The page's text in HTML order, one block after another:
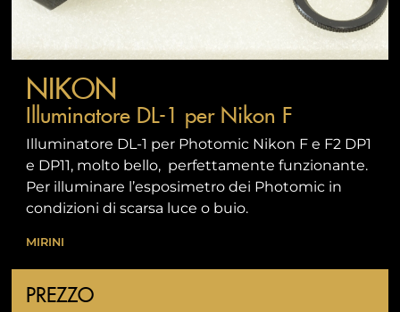
NIKON
Illuminatore DL-1 per Nikon F
Illuminatore DL-1 per Photomic Nikon F e F2 DP1
e DP11, molto bello, perfettamente funzionante.
Per illuminare l’esposimetro dei Photomic in
condizioni di scarsa luce o buio.
MIRINI
PREZZO